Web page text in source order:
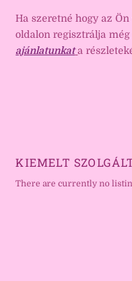
Ha szeretné hogy az
oldalon regisztrálja
ajánlatunkat a
KIEMELT
There are currently no